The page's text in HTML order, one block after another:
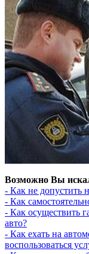
Возможно Вы
- Как не допустить
- Как
- Как осуществить
авто?
- Как ехать на
воспользоваться